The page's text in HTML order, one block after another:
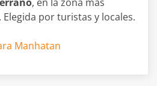
por turistas y locales.
Manhatan